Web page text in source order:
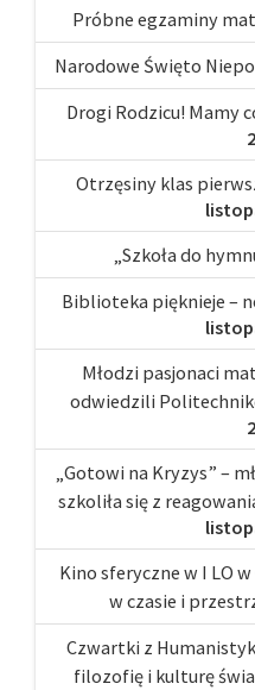
Próbne egzaminy
Narodowe Święto
Drogi Rodzicu! Mamy
Otrzęsiny klas
„Szkoła do
Biblioteka pięknieje –
Młodzi pasjonaci
odwiedzili
„Gotowi na Kryzys” –
szkoliła się z
Kino sferyczne w I LO
w czasie i
Czwartki z
filozofię i kulturę